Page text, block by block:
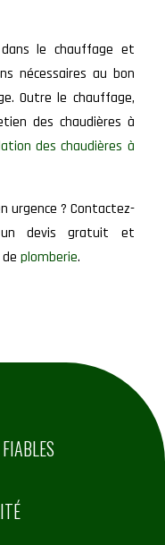
le chauffage et
nécessaires au bon
Outre le chauffage,
des chaudières à
des chaudières à
urgence ? Contactez-
devis gratuit et
deplomberie.